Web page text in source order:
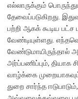
எல்லாருக்கும்
தேவைப்படுகிறது.
பற்றி ஆகக் கூடிய பட்ச
வேண்டியுள்ளது.
வேண்டுமாயிருந்தால்
அர்ப்பணிப்பும், தியாக
வாழ்க்கை
துறை சார்ந்த